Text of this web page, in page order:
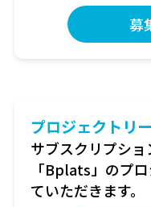
募
プロジェクトリ
サブスクリプシ
「Bplats」のプ
ていただきます。